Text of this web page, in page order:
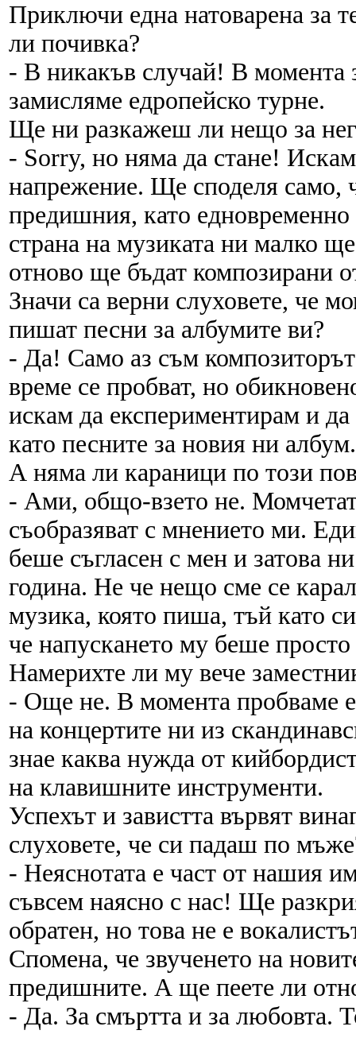
Приключи една натоварена за
ли почивка?
- В никакъв случай! В момента
замисляме едропейско турне.
Ще ни разкажеш ли нещо за
- Sorry, но няма да стане!
напрежение. Ще споделя само,
предишния, като
страна на музиката ни малко
отново ще бъдат композирани
Значи са верни слуховете, че
пишат песни за албумите ви?
- Да! Само аз съм
време се пробват, но
искам да експериментирам и
като песните за новия ни албум.
А няма ли караници по този
- Ами, общо-взето не.
съобразяват с мнението ми.
беше съгласен с мен и затова
година. Не че нещо сме се
музика, която пиша, тъй като
че напускането му беше
Намерихте ли му вече
- Още не. В момента пробваме
на концертите ни из
знае каква нужда от
на клавишните инструменти.
Успехът и завистта вървят
слуховете, че си падаш по
- Неяснотата е част от нашия
съвсем наясно с нас! Ще
обратен, но това не е
Спомена, че звученето на
предишните. А ще пеете ли
- Да. За смъртта и за любовта.